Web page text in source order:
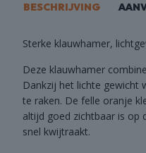
BESCHRIJVING
Sterke klauwhamer,
Deze klauwhamer
Dankzij het lichte gewicht
te raken. De felle oranje
altijd goed zichtbaar is op
snel kwijtraakt.